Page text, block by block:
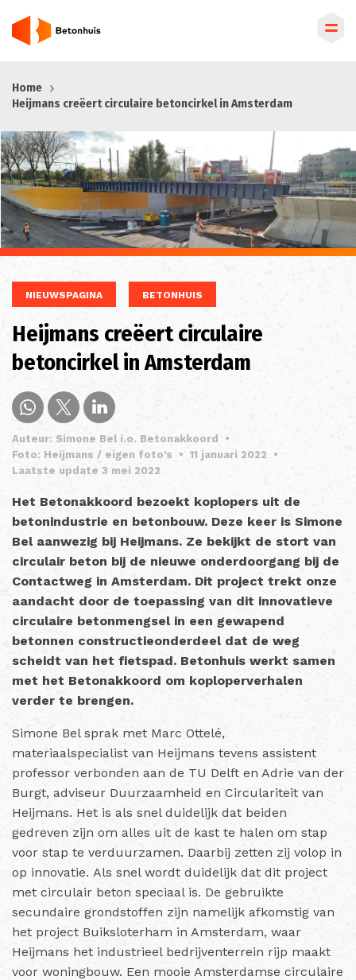
en
naar
de
inhoud
gaan
Home
Heijmans creëert circulaire betoncirkel in Amsterdam
NIEUWSPAGINA BETONHUIS
Heijmans creëert circulaire
betoncirkel in Amsterdam
Auteur: Simone Bel i.o. Betonakkoord
•
Foto: Heijmans / eigen foto's
• 11 januari 2022
•
Laatste update 3 mei 2022
Het Betonakkoord bezoekt koplopers uit de
betonindustrie en betonbouw. Deze keer is Simone
Bel aanwezig bij Heijmans. Ze bekijkt de stort van
circulair beton bij de nieuwe onderdoorgang bij de
Contactweg in Amsterdam. Dit project trekt onze
aandacht door de toepassing van dit innovatieve
circulaire betonmengsel in een gewapend
betonnen constructieonderdeel dat de weg
scheidt van het fietspad. Betonhuis werkt samen
met het Betonakkoord om koploperverhalen
verder te brengen.
Simone Bel sprak met Marc Ottelé,
materiaalspecialist van Heijmans tevens assistent
professor verbonden aan de TU Delft en Adrie van der
Burgt, adviseur Duurzaamheid en Circulariteit van
Heijmans. Het is als snel duidelijk dat beiden
gedreven zijn om alles uit de kast te halen om stap
voor stap te verduurzamen. Daarbij zetten zij volop in
op innovatie. Als snel wordt duidelijk dat dit project
met circulair beton speciaal is. De gebruikte
secundaire grondstoffen zijn namelijk afkomstig van
het project Buiksloterham in Amsterdam, waar
Heijmans het industrieel bedrijventerrein rijp maakt
voor woningbouw. Een mooie Amsterdamse circulaire